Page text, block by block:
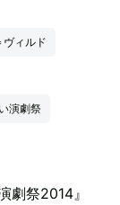
ィルド
演劇祭
劇祭2014』